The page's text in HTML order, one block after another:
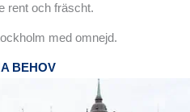
rent och fräscht.
med omnejd.
BEHOV